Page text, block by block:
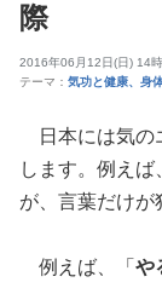
際
2016年06月12日(日) 14
テーマ： 気功と健康、身
日本には気の
します。例えば
が、言葉だけが
例えば、「 や